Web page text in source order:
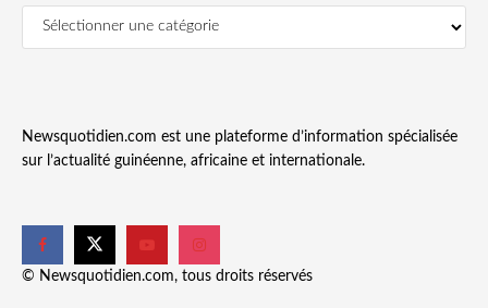
Newsquotidien.com est une plateforme d’information spécialisée
sur l’actualité guinéenne, africaine et internationale.
© Newsquotidien.com, tous droits réservés